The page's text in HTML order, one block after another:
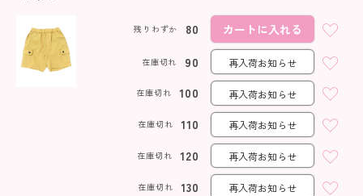
80
残りわずか カートに入れる
90
在庫切れ 再入荷お知らせ
100
在庫切れ 再入荷お知らせ
110
在庫切れ 再入荷お知らせ
120
在庫切れ 再入荷お知らせ
130
在庫切れ 再入荷お知らせ